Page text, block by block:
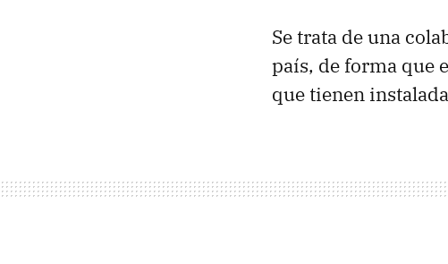
Se trata de una
país, de forma que
que tienen